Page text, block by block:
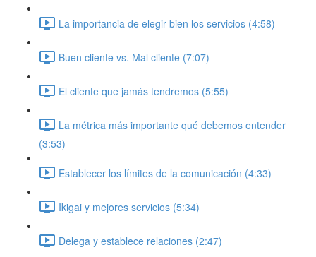
La importancia de elegir bien los servicios (4:58)
Buen cliente vs. Mal cliente (7:07)
El cliente que jamás tendremos (5:55)
La métrica más importante qué debemos entender
(3:53)
Establecer los límites de la comunicación (4:33)
Ikigai y mejores servicios (5:34)
Delega y establece relaciones (2:47)